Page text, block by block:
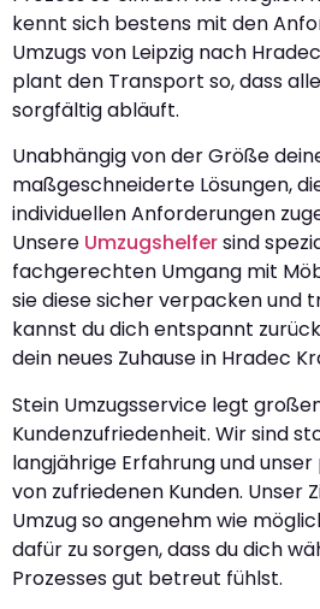
kennt sich bestens mit den
Umzugs von Leipzig nach
plant den Transport so, dass
sorgfältig abläuft.
Unabhängig von der Größe
maßgeschneiderte Lösungen,
individuellen Anforderungen
Unsere Umzugshelfersind
fachgerechten Umgang mit
sie diese sicher verpacken und
kannst du dich entspannt
dein neues Zuhause in Hradec
Stein Umzugsservice legt
Kundenzufriedenheit. Wir sind
langjährige Erfahrung und
von zufriedenen Kunden. Unser
Umzug so angenehm wie
dafür zu sorgen, dass du dich
Prozesses gut betreut fühlst.